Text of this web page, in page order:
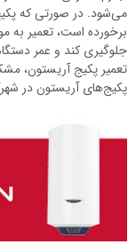
می‌شود. در صورتی که
برخورده است، تعمیر به
جلوگیری کند و عمر
تعمیر پکیج آریستون،
پکیج‌های آریستون در